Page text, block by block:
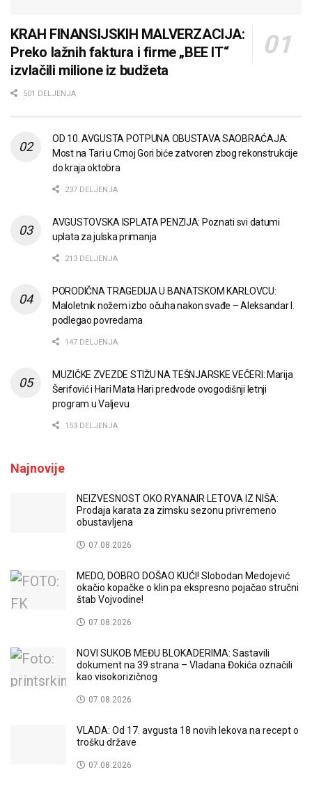
KRAH FINANSIJSKIH MALVERZACIJA:
Preko lažnih faktura i firme „BEE IT“
izvlačili milione iz budžeta
501 DELJENJA
OD 10. AVGUSTA POTPUNA OBUSTAVA SAOBRAĆAJA:
Most na Tari u Crnoj Gori biće zatvoren zbog rekonstrukcije
do kraja oktobra
237 DELJENJA
AVGUSTOVSKA ISPLATA PENZIJA: Poznati svi datumi
uplata za julska primanja
213 DELJENJA
PORODIČNA TRAGEDIJA U BANATSKOM KARLOVCU:
Maloletnik nožem izbo očuha nakon svađe – Aleksandar I.
podlegao povredama
147 DELJENJA
MUZIČKE ZVEZDE STIŽU NA TEŠNJARSKE VEČERI: Marija
Šerifović i Hari Mata Hari predvode ovogodišnji letnji
program u Valjevu
153 DELJENJA
Najnovije
NEIZVESNOST OKO RYANAIR LETOVA IZ NIŠA:
Prodaja karata za zimsku sezonu privremeno
obustavljena
07.08.2026
MEDO, DOBRO DOŠAO KUĆI! Slobodan Medojević
okačio kopačke o klin pa ekspresno pojačao stručni
štab Vojvodine!
07.08.2026
NOVI SUKOB MEĐU BLOKADERIMA: Sastavili
dokument na 39 strana – Vladana Đokića označili
kao visokorizičnog
07.08.2026
VLADA: Od 17. avgusta 18 novih lekova na recept o
trošku države
07.08.2026